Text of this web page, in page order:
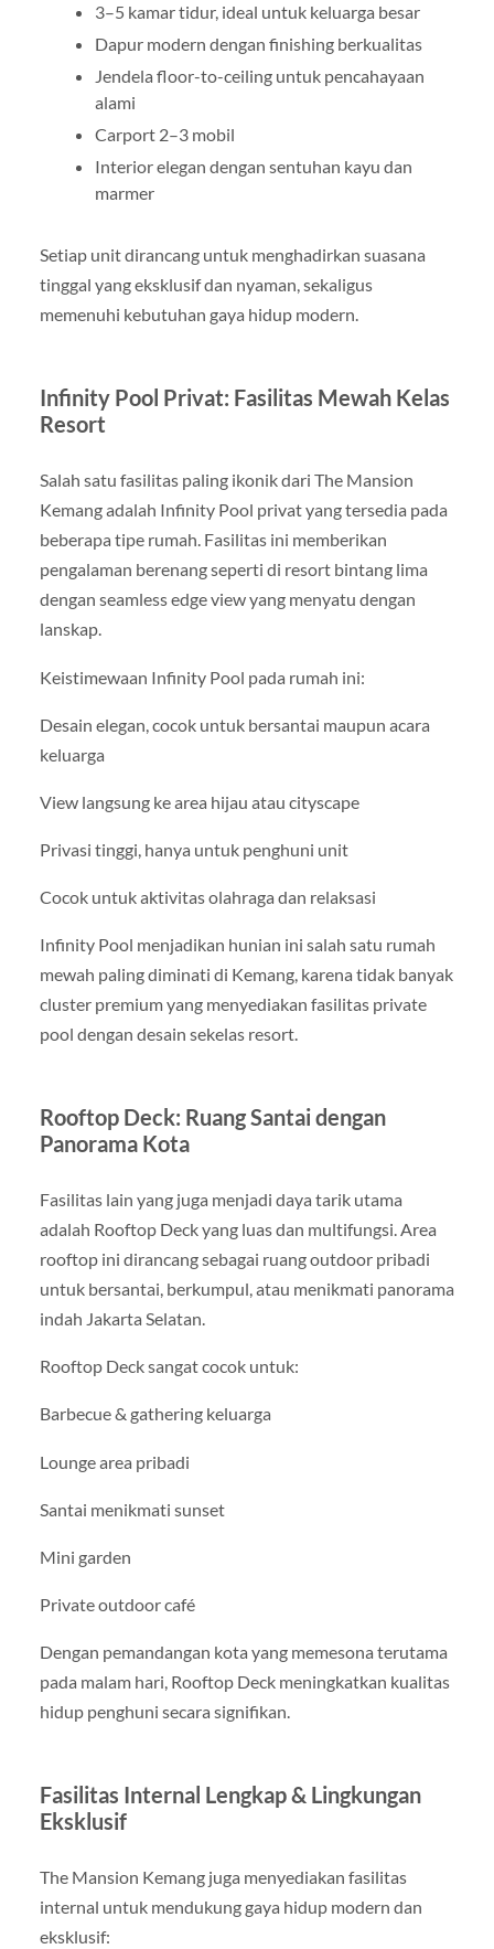
3–5 kamar tidur, ideal untuk keluarga besar
Dapur modern dengan finishing berkualitas
Jendela floor-to-ceiling untuk pencahayaan
alami
Carport 2–3 mobil
Interior elegan dengan sentuhan kayu dan
marmer
Setiap unit dirancang untuk menghadirkan suasana
tinggal yang eksklusif dan nyaman, sekaligus
memenuhi kebutuhan gaya hidup modern.
Infinity Pool Privat: Fasilitas Mewah Kelas
Resort
Salah satu fasilitas paling ikonik dari The Mansion
Kemang adalah Infinity Pool privat yang tersedia pada
beberapa tipe rumah. Fasilitas ini memberikan
pengalaman berenang seperti di resort bintang lima
dengan seamless edge view yang menyatu dengan
lanskap.
Keistimewaan Infinity Pool pada rumah ini:
Desain elegan, cocok untuk bersantai maupun acara
keluarga
View langsung ke area hijau atau cityscape
Privasi tinggi, hanya untuk penghuni unit
Cocok untuk aktivitas olahraga dan relaksasi
Infinity Pool menjadikan hunian ini salah satu rumah
mewah paling diminati di Kemang, karena tidak banyak
cluster premium yang menyediakan fasilitas private
pool dengan desain sekelas resort.
Rooftop Deck: Ruang Santai dengan
Panorama Kota
Fasilitas lain yang juga menjadi daya tarik utama
adalah Rooftop Deck yang luas dan multifungsi. Area
rooftop ini dirancang sebagai ruang outdoor pribadi
untuk bersantai, berkumpul, atau menikmati panorama
indah Jakarta Selatan.
Rooftop Deck sangat cocok untuk:
Barbecue & gathering keluarga
Lounge area pribadi
Santai menikmati sunset
Mini garden
Private outdoor café
Dengan pemandangan kota yang memesona terutama
pada malam hari, Rooftop Deck meningkatkan kualitas
hidup penghuni secara signifikan.
Fasilitas Internal Lengkap & Lingkungan
Eksklusif
The Mansion Kemang juga menyediakan fasilitas
internal untuk mendukung gaya hidup modern dan
eksklusif: